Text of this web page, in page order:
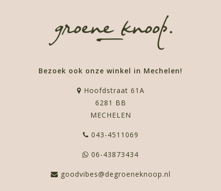
Bezoek ook onze winkel in Mechelen!
Hoofdstraat 61A
6281 BB
MECHELEN
043-4511069
06-43873434
goodvibes@degroeneknoop.nl